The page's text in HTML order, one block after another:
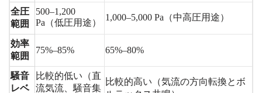
全圧
範囲
500–1,200
Pa （低圧用途）
1,000–5,000 Pa （中高圧用途）
効率
範囲
75%–85% 65%–80%
騒音
レベ
比較的低い（直
流気流、騒音集
比較的高い（気流の方向転換とボ